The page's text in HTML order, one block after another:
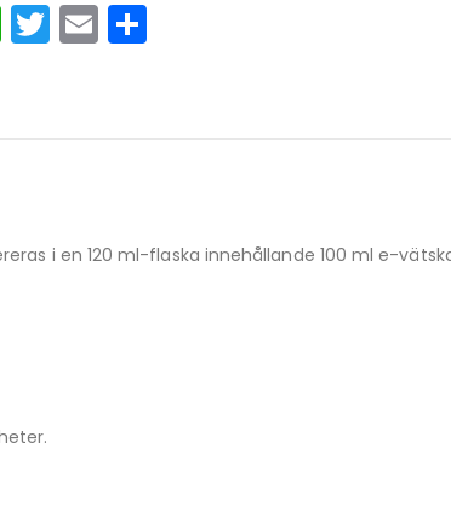
WhatsApp
Twitter
Email
i en 120 ml-flaska innehållande 100 ml e-